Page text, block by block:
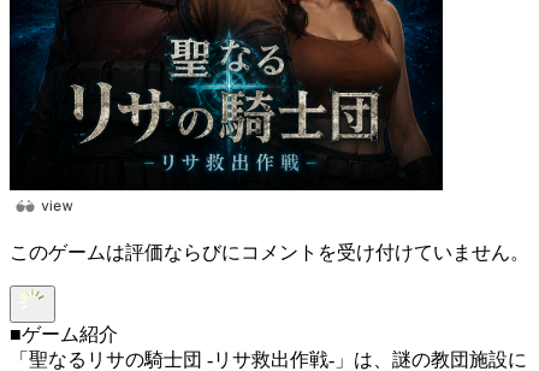
このゲームは評価ならびにコメントを受け付けていません。
■ゲーム紹介
「聖なるリサの騎士団 -リサ救出作戦-」は、謎の教団施設に